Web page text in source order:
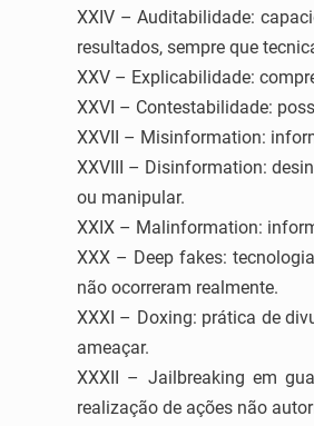
XXIV – Auditabilidade:
resultados, sempre que
XXV – Explicabilidade:
XXVI – Contestabilidade:
XXVII – Misinformation:
XXVIII – Disinformation:
ou manipular.
XXIX – Malinformation:
XXX – Deep fakes:
não ocorreram realmente.
XXXI – Doxing: prática de
ameaçar.
XXXII – Jailbreaking em
realização de ações não